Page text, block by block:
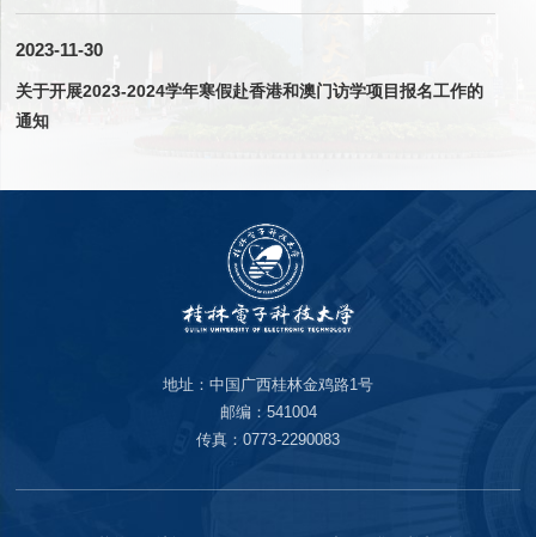
2023-11-30
关于开展2023-2024学年寒假赴香港和澳门访学项目报名工作的
通知
地址：中国广西桂林金鸡路1号
邮编：541004
传真：0773-2290083